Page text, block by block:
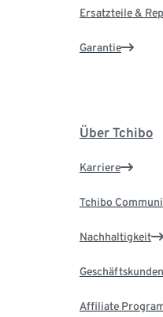
Ersatzteile &
Garantie
Über Tchibo
Karriere
Tchibo
Nachhaltigkeit
Geschäftskunden
Affiliate